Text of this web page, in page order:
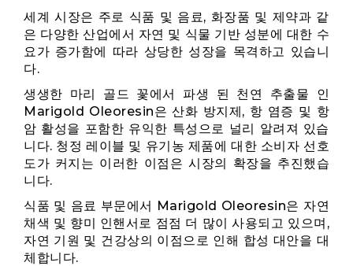
세계 시장은 주로 식품 및 음료, 화장품 및 제약과 같
은 다양한 산업에서 자연 및 식물 기반 성분에 대한 수
요가 증가함에 따라 상당한 성장을 목격하고 있습니
다.
생생한 마리 골드 꽃에서 파생 된 천연 추출물 인
Marigold Oleoresin은 산화 방지제, 항 염증 및 항
암 활성을 포함한 유익한 특성으로 널리 알려져 있습
니다. 청정 레이블 및 유기농 제품에 대한 소비자 선호
도가 커지는 이러한 이점은 시장의 확장을 추진했습
니다.
식품 및 음료 부문에서 Marigold Oleoresin은 자연
채색 및 향미 인핸서로 점점 더 많이 사용되고 있으며,
자연 기원 및 건강상의 이점으로 인해 합성 대안을 대
체합니다.